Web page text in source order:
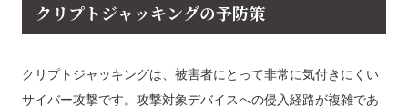
クリプトジャッキングの予防策
クリプトジャッキングは、被害者にとって非常に気付きにくい
サイバー攻撃です。攻撃対象デバイスへの侵入経路が複雑であ